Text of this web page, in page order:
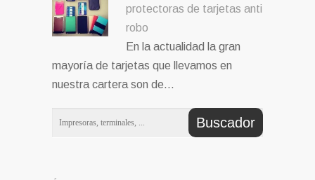
protectoras de tarjetas anti
robo
En la actualidad la gran
mayoría de tarjetas que llevamos en
nuestra cartera son de…